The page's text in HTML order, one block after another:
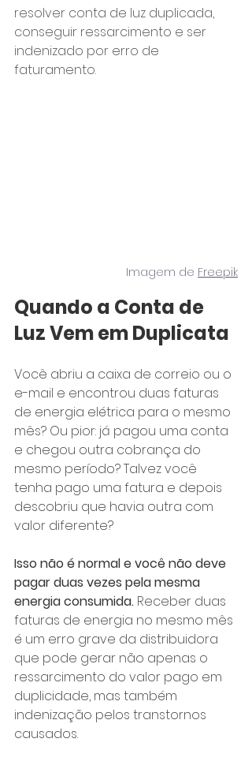
resolver conta de luz duplicada,
conseguir ressarcimento e ser
indenizado por erro de
faturamento.
Imagem de Freepik
Quando a Conta de
Luz Vem em Duplicata
Você abriu a caixa de correio ou o
e-mail e encontrou duas faturas
de energia elétrica para o mesmo
mês? Ou pior: já pagou uma conta
e chegou outra cobrança do
mesmo período? Talvez você
tenha pago uma fatura e depois
descobriu que havia outra com
valor diferente?
Isso não é normal e você não deve
pagar duas vezes pela mesma
energia consumida. Receber duas
faturas de energia no mesmo mês
é um erro grave da distribuidora
que pode gerar não apenas o
ressarcimento do valor pago em
duplicidade, mas também
indenização pelos transtornos
causados.